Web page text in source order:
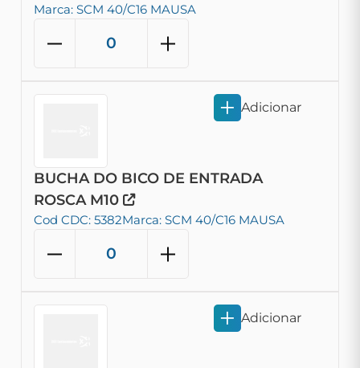
Marca: SCM 40/C16 MAUSA
BUCHA DO BICO DE ENTRADA
ROSCA M10
Cod CDC: 5382Marca: SCM 40/C16 MAUSA
Adicionar
Adicionar